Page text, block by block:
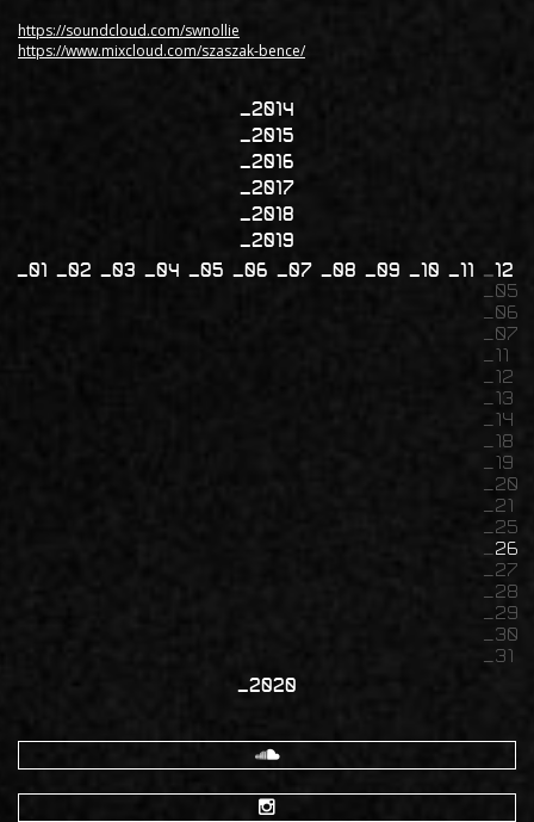
https://soundcloud.com/swnollie
https://www.mixcloud.com/szaszak-bence/
2014
2015
2016
2017
2018
2019
01
02 03 04 05 06 07 08 09 10 11
12
05
06
07
11
12
13
14
18
19
20
21
25
26
27
28
29
30
31
2020